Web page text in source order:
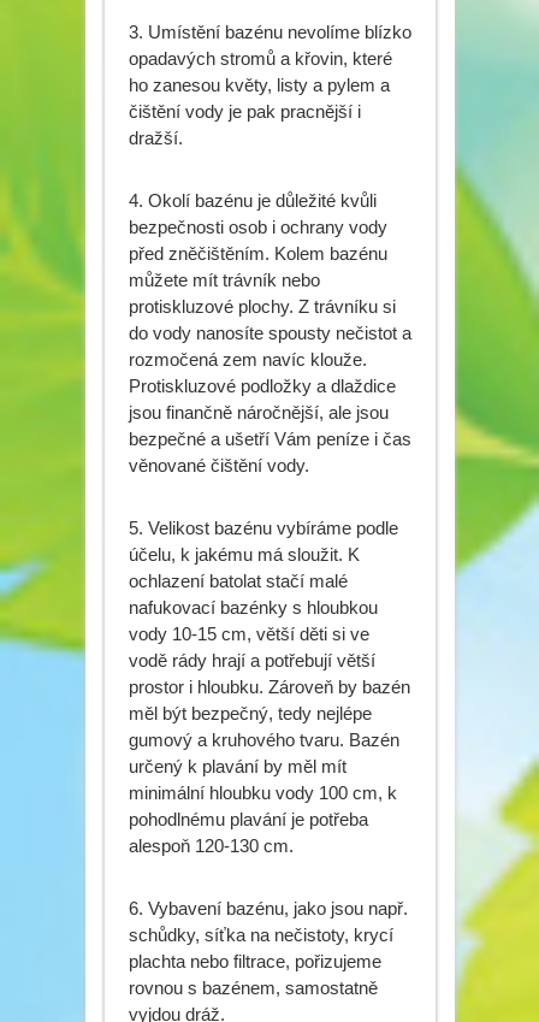
3. Umístění bazénu nevolíme blízko
opadavých stromů a křovin, které
ho zanesou květy, listy a pylem a
čištění vody je pak pracnější i
dražší.
4. Okolí bazénu je důležité kvůli
bezpečnosti osob i ochrany vody
před zněčištěním. Kolem bazénu
můžete mít trávník nebo
protiskluzové plochy. Z trávníku si
do vody nanosíte spousty nečistot a
rozmočená zem navíc klouže.
Protiskluzové podložky a dlaždice
jsou finančně náročnější, ale jsou
bezpečné a ušetří Vám peníze i čas
věnované čištění vody.
5. Velikost bazénu vybíráme podle
účelu, k jakému má sloužit. K
ochlazení batolat stačí malé
nafukovací bazénky s hloubkou
vody 10-15 cm, větší děti si ve
vodě rády hrají a potřebují větší
prostor i hloubku. Zároveň by bazén
měl být bezpečný, tedy nejlépe
gumový a kruhového tvaru. Bazén
určený k plavání by měl mít
minimální hloubku vody 100 cm, k
pohodlnému plavání je potřeba
alespoň 120-130 cm.
6. Vybavení bazénu, jako jsou např.
schůdky, síťka na nečistoty, krycí
plachta nebo filtrace, pořizujeme
rovnou s bazénem, samostatně
vyjdou dráž.